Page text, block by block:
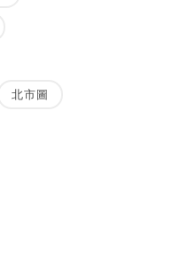
北市圖